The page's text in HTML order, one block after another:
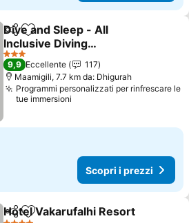
CondividiAggiungi ai preferiti
Dive and Sleep - All
Inclusive Diving
Guesthouse - 3 Dives per
day
3 Stelle
9,9 Eccellente
117
Maamigili, 7.7 km da: Dhigurah
Programmi personalizzati per rinfrescare le
tue immersioni
Scopri i prezzi
CondividiAggiungi ai preferiti
Hotel Vakarufalhi Resort